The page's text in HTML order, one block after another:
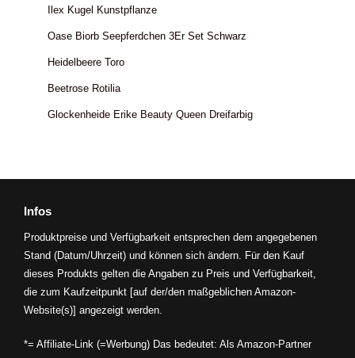
Ilex Kugel Kunstpflanze
Oase Biorb Seepferdchen 3Er Set Schwarz
Heidelbeere Toro
Beetrose Rotilia
Glockenheide Erike Beauty Queen Dreifarbig
Infos
Produktpreise und Verfügbarkeit entsprechen dem angegebenen
Stand (Datum/Uhrzeit) und können sich ändern. Für den Kauf
dieses Produkts gelten die Angaben zu Preis und Verfügbarkeit,
die zum Kaufzeitpunkt [auf der/den maßgeblichen Amazon-
Website(s)] angezeigt werden.
*= Affiliate-Link (=Werbung) Das bedeutet: Als Amazon-Partner